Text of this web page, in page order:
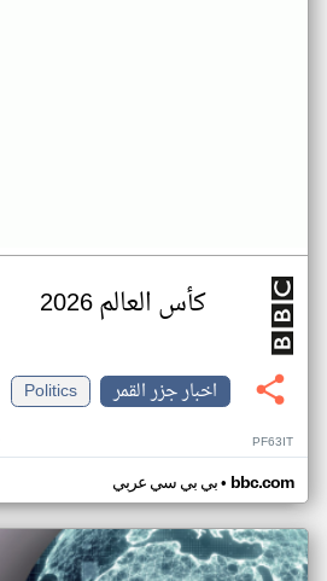
كأس العالم 2026
اخبار جزر القمر
Politics
PF63IT
بي بي سي عربي• bbc.com